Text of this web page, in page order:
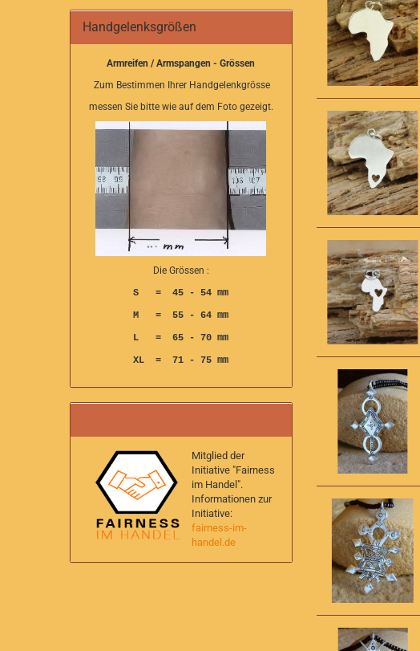
Handgelenksgrößen
Armreifen / Armspangen - Grössen
Zum Bestimmen Ihrer Handgelenkgrösse
messen Sie bitte wie auf dem Foto gezeigt.
Die Grössen :
S = 45 - 54 mm
M = 55 - 64 mm
L = 65 - 70 mm
XL = 71 - 75 mm
Mitglied der
Initiative "Fairness
im Handel".
Informationen zur
Initiative:
fairness-im-
handel.de